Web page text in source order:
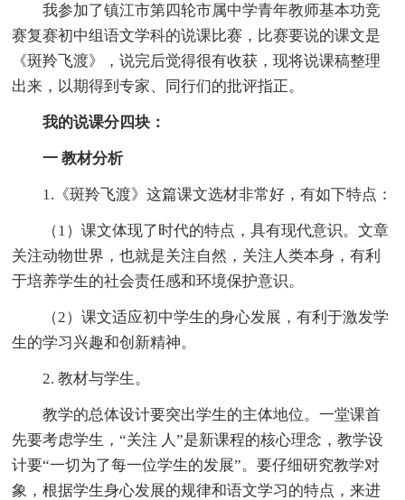
我参加了镇江市第四轮市属中学青年教师基本功竞
赛复赛初中组语文学科的说课比赛，比赛要说的课文是
《斑羚飞渡》，说完后觉得很有收获，现将说课稿整理
出来，以期得到专家、同行们的批评指正。
我的说课分四块：
一 教材分析
1.《斑羚飞渡》这篇课文选材非常好，有如下特点：
（1）课文体现了时代的特点，具有现代意识。文章
关注动物世界，也就是关注自然，关注人类本身，有利
于培养学生的社会责任感和环境保护意识。
（2）课文适应初中学生的身心发展，有利于激发学
生的学习兴趣和创新精神。
2. 教材与学生。
教学的总体设计要突出学生的主体地位。一堂课首
先要考虑学生，“关注 人”是新课程的核心理念，教学设
计要“一切为了每一位学生的发展”。要仔细研究教学对
象，根据学生身心发展的规律和语文学习的特点，来进